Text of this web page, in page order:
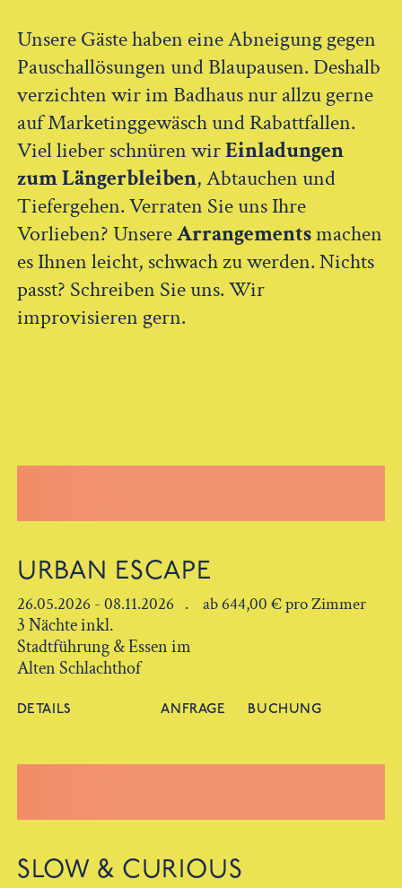
Unsere Gäste haben eine Abneigung gegen
Pauschallösungen und Blaupausen. Deshalb
verzichten wir im Badhaus nur allzu gerne
auf Marketinggewäsch und Rabattfallen.
Viel lieber schnüren wirEinladungen
zum Längerbleiben, Abtauchen und
Tiefergehen. Verraten Sie uns Ihre
Vorlieben? UnsereArrangementsmachen
es Ihnen leicht, schwach zu werden. Nichts
passt? Schreiben Sie uns. Wir
improvisieren gern.
URBAN ESCAPE
26.05.2026 - 08.11.2026 . ab 644,00 € pro Zimmer
3 Nächte inkl.
Stadtführung & Essen im
Alten Schlachthof
DETAILS ANFRAGE BUCHUNG
SLOW & CURIOUS